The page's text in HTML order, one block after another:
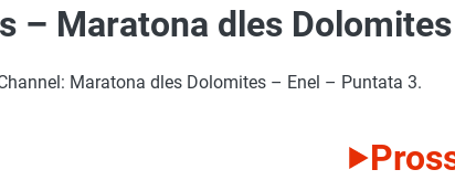
– Maratona dles
Maratona dles Dolomites – Enel – Puntata 3.